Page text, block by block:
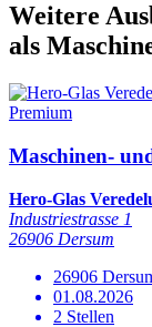
Weitere
als
Premium
Maschinen-
Hero-Glas
Industriestrasse 1
26906 Dersum
26906
01.08.2026
2 Stellen